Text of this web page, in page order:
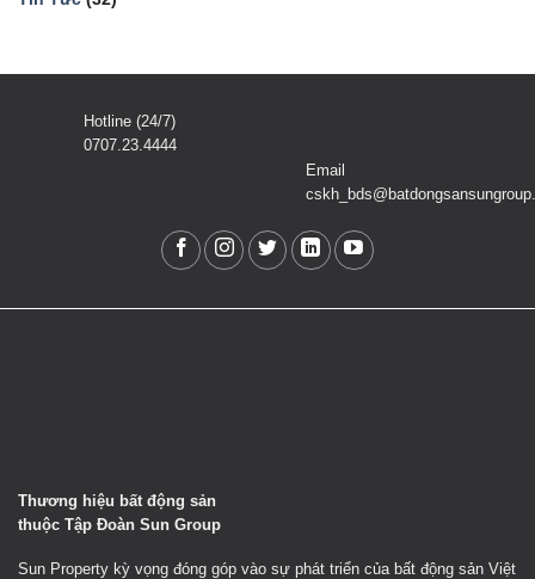
Hotline (24/7)
0707.23.4444
Email
Thương hiệu bất động sản
thuộc Tập Đoàn Sun Group
Sun Property kỳ vọng đóng góp vào sự phát triển của bất động sản Việt